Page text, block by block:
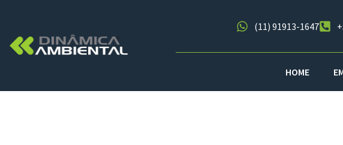
(11) 91913-1647
HOME